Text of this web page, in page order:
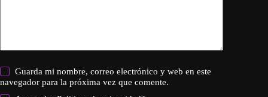
Guarda mi nombre, correo electrónico y web en este
navegador para la próxima vez que comente.